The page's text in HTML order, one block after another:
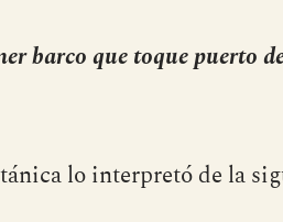
barco que toque puerto
lo interpretó de la